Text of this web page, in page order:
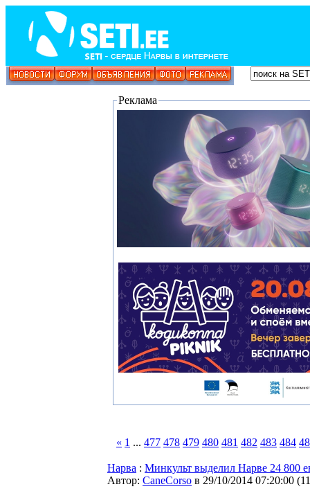
Реклама
« 1 ... 477 478 479 480 481 482 483 484
Нарва : Минкульт выделил Нарве 24 800
Автор: CaneCorso в 29/10/2014 07:20:00 (